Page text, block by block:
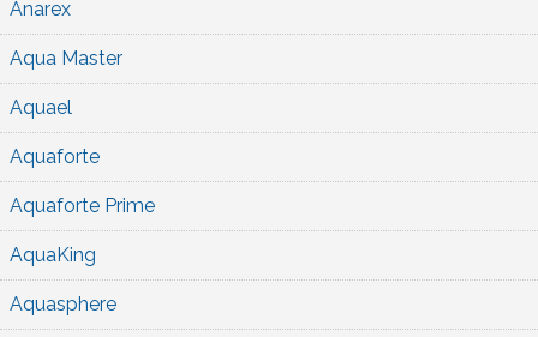
Anarex
Aqua Master
Aquael
Aquaforte
Aquaforte Prime
AquaKing
Aquasphere